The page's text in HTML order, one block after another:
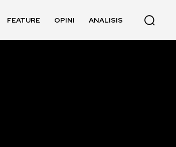
FEATURE OPINI ANALISIS